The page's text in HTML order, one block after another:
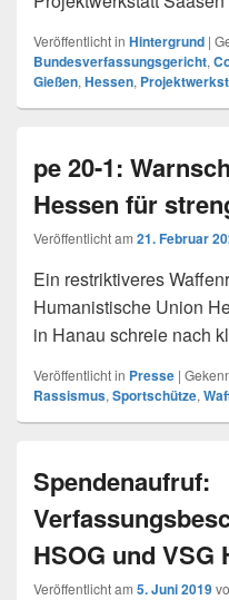
Veröffentlicht in Hintergrund |
Bundesverfassungsgericht,
Gießen, Hessen,
pe 20-1:
Hessen für
Veröffentlicht am 21. Februar
Ein restriktiveres
Humanistische Union
in Hanau schreie nach
Veröffentlicht in Presse |
Rassismus, Sportschütze,
Spendenaufruf:
HSOG und VSG
Veröffentlicht am 5. Juni 2019